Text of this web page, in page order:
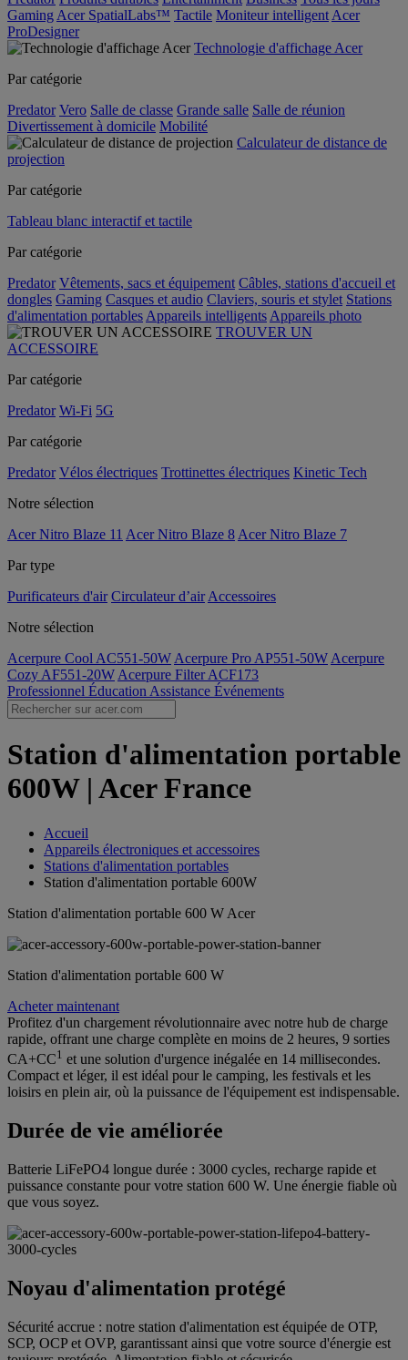
Gaming Acer SpatialLabs™ Tactile Moniteur intelligent Acer
ProDesigner
Technologie d'affichage Acer
Par catégorie
Predator Vero Salle de classe Grande salle Salle de réunion
Divertissement à domicile Mobilité
Calculateur de distance de
projection
Par catégorie
Tableau blanc interactif et tactile
Par catégorie
Predator Vêtements, sacs et équipement Câbles, stations d'accueil et
dongles Gaming Casques et audio Claviers, souris et stylet Stations
d'alimentation portables Appareils intelligents Appareils photo
TROUVER UN
ACCESSOIRE
Par catégorie
Predator Wi-Fi 5G
Par catégorie
Predator Vélos électriques Trottinettes électriques Kinetic Tech
Notre sélection
Acer Nitro Blaze 11 Acer Nitro Blaze 8 Acer Nitro Blaze 7
Par type
Purificateurs d'air Circulateur d’air Accessoires
Notre sélection
Acerpure Cool AC551-50W Acerpure Pro AP551-50W Acerpure
Cozy AF551-20W Acerpure Filter ACF173
Professionnel Éducation Assistance Événements
Station d'alimentation portable
600W | Acer France
Accueil
Appareils électroniques et accessoires
Stations d'alimentation portables
Station d'alimentation portable 600W
Station d'alimentation portable 600 W Acer
Station d'alimentation portable 600 W
Acheter maintenant
Profitez d'un chargement révolutionnaire avec notre hub de charge
rapide, offrant une charge complète en moins de 2 heures, 9 sorties
CA+CC1 et une solution d'urgence inégalée en 14 millisecondes.
Compact et léger, il est idéal pour le camping, les festivals et les
loisirs en plein air, où la puissance de l'équipement est indispensable.
Durée de vie améliorée
Batterie LiFePO4 longue durée : 3000 cycles, recharge rapide et
puissance constante pour votre station 600 W. Une énergie fiable où
que vous soyez.
Noyau d'alimentation protégé
Sécurité accrue : notre station d'alimentation est équipée de OTP,
SCP, OCP et OVP, garantissant ainsi que votre source d'énergie est